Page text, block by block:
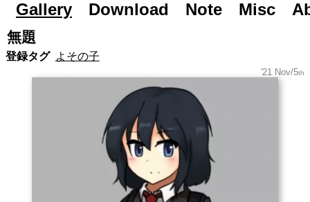
Road to Day After Tomorrow...
Gallery Download Note Misc
無題
登録タグ よその子
'21 Nov/5th